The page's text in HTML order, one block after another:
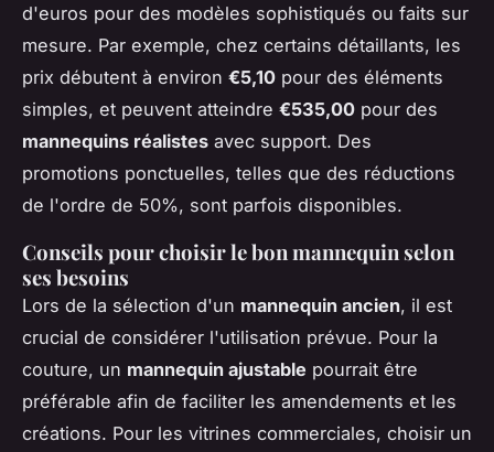
d'euros pour des modèles sophistiqués ou faits sur
mesure. Par exemple, chez certains détaillants, les
prix débutent à environ €5,10 pour des éléments
simples, et peuvent atteindre €535,00 pour des
mannequins réalistes avec support. Des
promotions ponctuelles, telles que des réductions
de l'ordre de 50%, sont parfois disponibles.
Conseils pour choisir le bon mannequin selon
ses besoins
Lors de la sélection d'un mannequin ancien, il est
crucial de considérer l'utilisation prévue. Pour la
couture, un mannequin ajustable pourrait être
préférable afin de faciliter les amendements et les
créations. Pour les vitrines commerciales, choisir un